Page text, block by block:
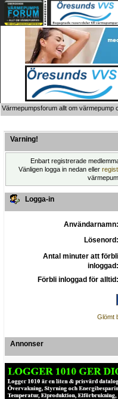
Värmepumpsforum allt om värmepump
Varning!
Enbart registrerade
Vänligen logga in nedan eller
Logga-in
Användarnamn:
Lösenord:
Antal minuter att förbli
inloggad:
Förbli inloggad för alltid:
Glömt
Annonser